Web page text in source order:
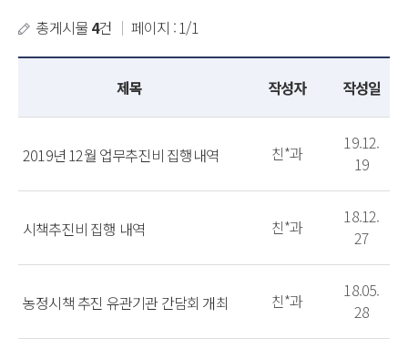
총게시물 4건 ｜ 페이지 : 1/1
제목 작성자 작성일
2019년 12월 업무추진비 집행내역 친*과
19.12.
19
시책추진비 집행 내역 친*과
18.12.
27
농정시책 추진 유관기관 간담회 개최 친*과
18.05.
28